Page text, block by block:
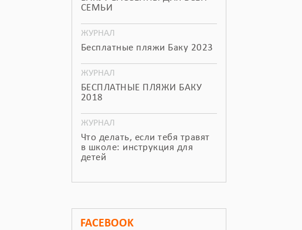
СЕМЬИ
ЖУРНАЛ
Бесплатные пляжи Баку 2023
ЖУРНАЛ
БЕСПЛАТНЫЕ ПЛЯЖИ БАКУ
2018
ЖУРНАЛ
Что делать, если тебя травят
в школе: инструкция для
детей
FACEBOOK